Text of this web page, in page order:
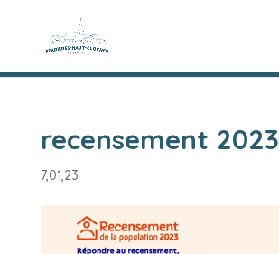
recensement 2023
7,01,23